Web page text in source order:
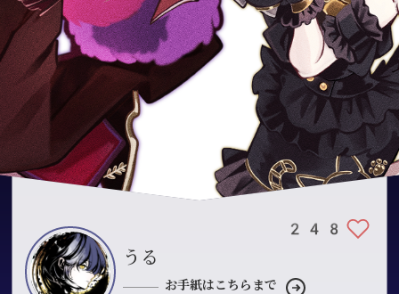
248
うる
お手紙はこちらまで